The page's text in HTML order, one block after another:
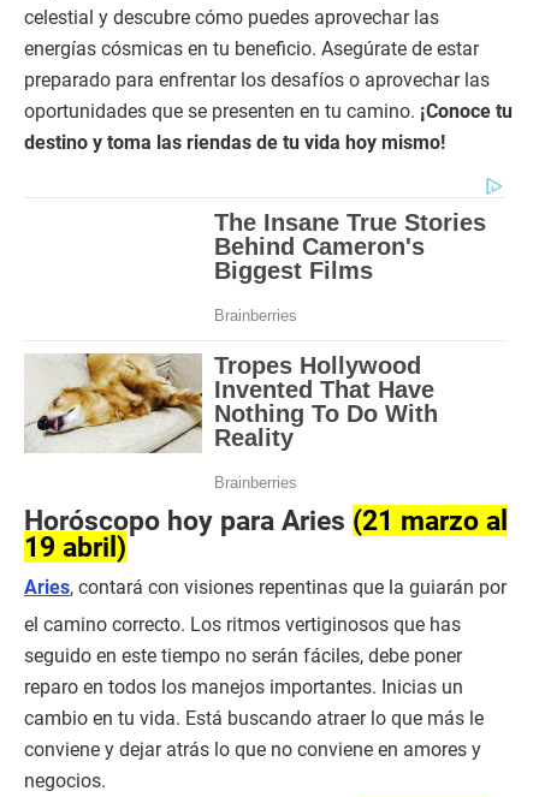
celestial y descubre cómo puedes aprovechar las
energías cósmicas en tu beneficio. Asegúrate de estar
preparado para enfrentar los desafíos o aprovechar las
oportunidades que se presenten en tu camino. ¡Conoce tu
destino y toma las riendas de tu vida hoy mismo!
Horóscopo hoy para Aries (21 marzo al
19 abril)
Aries, contará con visiones repentinas que la guiarán por
el camino correcto. Los ritmos vertiginosos que has
seguido en este tiempo no serán fáciles, debe poner
reparo en todos los manejos importantes. Inicias un
cambio en tu vida. Está buscando atraer lo que más le
conviene y dejar atrás lo que no conviene en amores y
negocios.